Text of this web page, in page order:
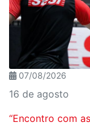
07/08/2026
16 de agosto
“Encontro com